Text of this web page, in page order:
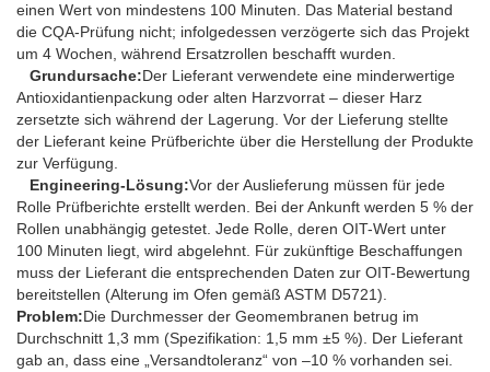
einen Wert von mindestens 100 Minuten. Das Material bestand
die CQA-Prüfung nicht; infolgedessen verzögerte sich das Projekt
um 4 Wochen, während Ersatzrollen beschafft wurden.
Grundursache:Der Lieferant verwendete eine minderwertige
Antioxidantienpackung oder alten Harzvorrat – dieser Harz
zersetzte sich während der Lagerung. Vor der Lieferung stellte
der Lieferant keine Prüfberichte über die Herstellung der Produkte
zur Verfügung.
Engineering-Lösung:Vor der Auslieferung müssen für jede
Rolle Prüfberichte erstellt werden. Bei der Ankunft werden 5 % der
Rollen unabhängig getestet. Jede Rolle, deren OIT-Wert unter
100 Minuten liegt, wird abgelehnt. Für zukünftige Beschaffungen
muss der Lieferant die entsprechenden Daten zur OIT-Bewertung
bereitstellen (Alterung im Ofen gemäß ASTM D5721).
Problem:Die Durchmesser der Geomembranen betrug im
Durchschnitt 1,3 mm (Spezifikation: 1,5 mm ±5 %). Der Lieferant
gab an, dass eine „Versandtoleranz“ von –10 % vorhanden sei.